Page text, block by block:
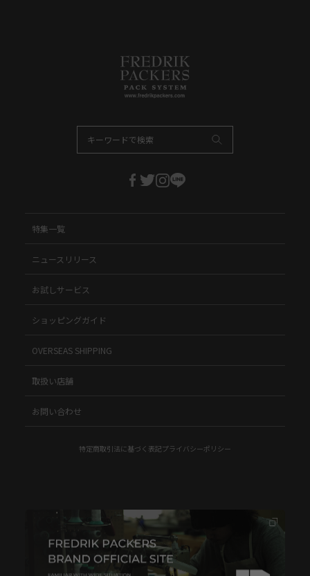
特集一覧
ニュースリリース
お試しサービス
ショッピングガイド
OVERSEAS SHIPPING
取扱い店舗
お問い合わせ
特定商取引法に基づく表記プライバシーポリシー